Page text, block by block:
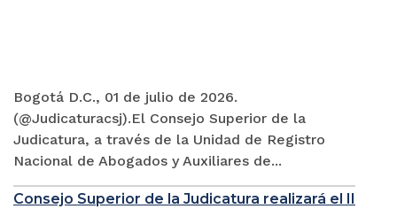
Bogotá D.C., 01 de julio de 2026.
(@Judicaturacsj).El Consejo Superior de la
Judicatura, a través de la Unidad de Registro
Nacional de Abogados y Auxiliares de...
Consejo Superior de la Judicatura realizará el II